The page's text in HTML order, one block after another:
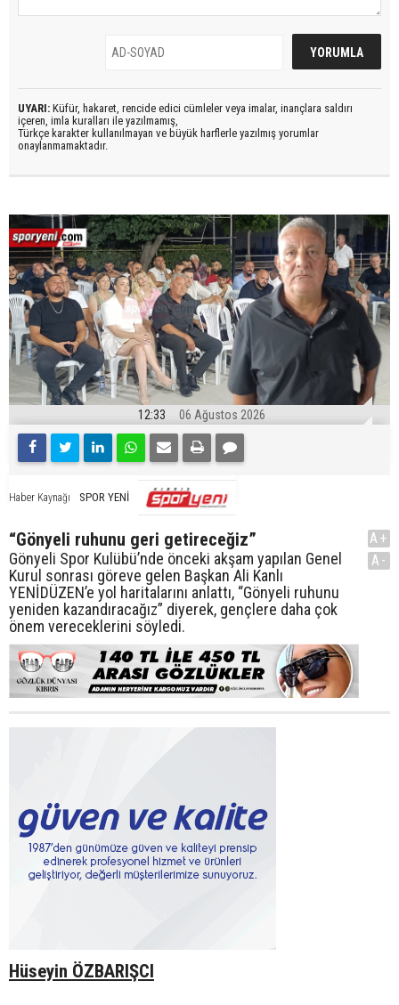
UYARI: Küfür, hakaret, rencide edici cümleler veya imalar, inançlara saldırı
içeren, imla kuralları ile yazılmamış,
Türkçe karakter kullanılmayan ve büyük harflerle yazılmış yorumlar
onaylanmamaktadır.
12:33 06 Ağustos 2026
Haber Kaynağı SPOR YENİ
“Gönyeli ruhunu geri getireceğiz”
Gönyeli Spor Kulübü’nde önceki akşam yapılan Genel
Kurul sonrası göreve gelen Başkan Ali Kanlı
YENİDÜZEN’e yol haritalarını anlattı, “Gönyeli ruhunu
yeniden kazandıracağız” diyerek, gençlere daha çok
önem vereceklerini söyledi.
A+
A-
Hüseyin ÖZBARIŞCI